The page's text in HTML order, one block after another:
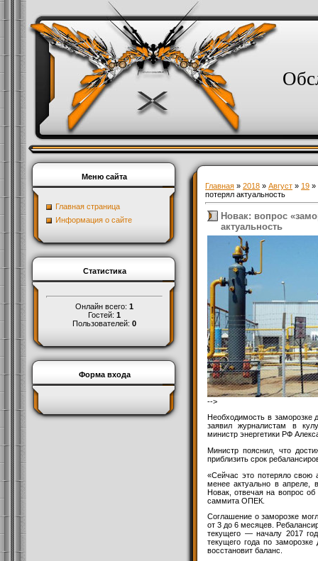
Меню сайта
Главная страница
Информация о сайте
Статистика
Онлайн всего: 1
Гостей: 1
Пользователей: 0
Форма входа
Главная » 2018 » Август » 19 »
потерял актуальность
Новак: вопрос
актуальность
-->
Необходимость в
заявил журналистам в
министр энергетики РФ
Министр пояснил, что
приблизить срок
«Сейчас это потеряло свою
менее актуально в апреле,
Новак, отвечая на вопрос
саммита ОПЕК.
Соглашение о заморозке
от 3 до 6 месяцев.
текущего — началу 2017
текущего года по
восстановит баланс.